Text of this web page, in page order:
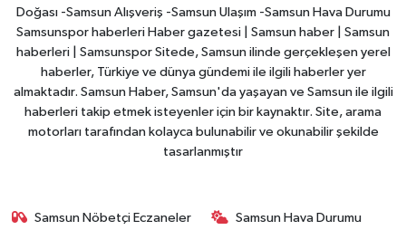
Doğası -Samsun Alışveriş -Samsun Ulaşım -Samsun Hava Durumu
Samsunspor haberleri Haber gazetesi | Samsun haber | Samsun
haberleri | Samsunspor Sitede, Samsun ilinde gerçekleşen yerel
haberler, Türkiye ve dünya gündemi ile ilgili haberler yer
almaktadır. Samsun Haber, Samsun'da yaşayan ve Samsun ile ilgili
haberleri takip etmek isteyenler için bir kaynaktır. Site, arama
motorları tarafından kolayca bulunabilir ve okunabilir şekilde
tasarlanmıştır
Samsun Nöbetçi Eczaneler Samsun Hava Durumu